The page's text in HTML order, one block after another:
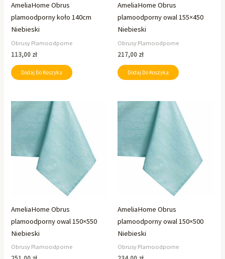
AmeliaHome Obrus
plamoodporny koło 140cm
Niebieski
Obrusy Plamoodporne
113,00 zł
Dodaj Do Koszyka
AmeliaHome Obrus
plamoodporny owal 155×450
Niebieski
Obrusy Plamoodporne
217,00 zł
Dodaj Do Koszyka
AmeliaHome Obrus
plamoodporny owal 150×550
Niebieski
Obrusy Plamoodporne
AmeliaHome Obrus
plamoodporny owal 150×500
Niebieski
Obrusy Plamoodporne